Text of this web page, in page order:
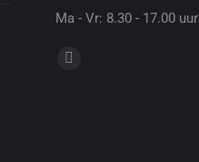
Ma - Vr: 8.30 - 17.00 uur
Vind ons op: